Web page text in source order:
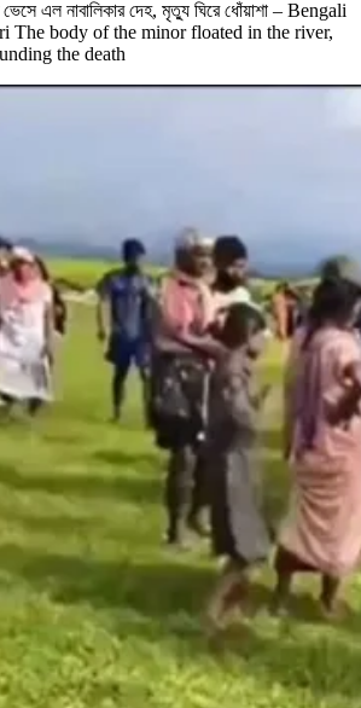
এল নাবালিকার দেহ, মৃত্যু ঘিরে ধোঁয়াশা – Bengali
The body of the minor floated in the river,
the death